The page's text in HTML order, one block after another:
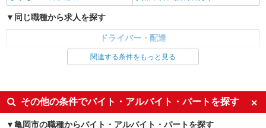
同じ職種から求人を探す
ドライバー・配達
配送・配達ドライバー
未経験歓迎
ボーナス・賞与あり
土日祝休み
車通勤OK
関連する条件をもっと見る
その他の条件でバイト・アルバイト・パートを探す
亀岡市の職種からバイト・アルバイト・パートを探す